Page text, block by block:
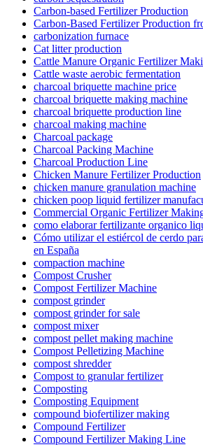
Carbon-based Fertilizer Production
Carbon-Based Fertilizer Production
carbonization furnace
Cat litter production
Cattle Manure Organic Fertilizer
Cattle waste aerobic fermentation
charcoal briquette machine price
charcoal briquette making machine
charcoal briquette production line
charcoal making machine
Charcoal package
Charcoal Packing Machine
Charcoal Production Line
Chicken Manure Fertilizer Production
chicken manure granulation machine
chicken poop liquid fertilizer
Commercial Organic Fertilizer
como elaborar fertilizante organico
Cómo utilizar el estiércol de cerdo
en España
compaction machine
Compost Crusher
Compost Fertilizer Machine
compost grinder
compost grinder for sale
compost mixer
compost pellet making machine
Compost Pelletizing Machine
compost shredder
Compost to granular fertilizer
Composting
Composting Equipment
compound biofertilizer making
Compound Fertilizer
Compound Fertilizer Making Line